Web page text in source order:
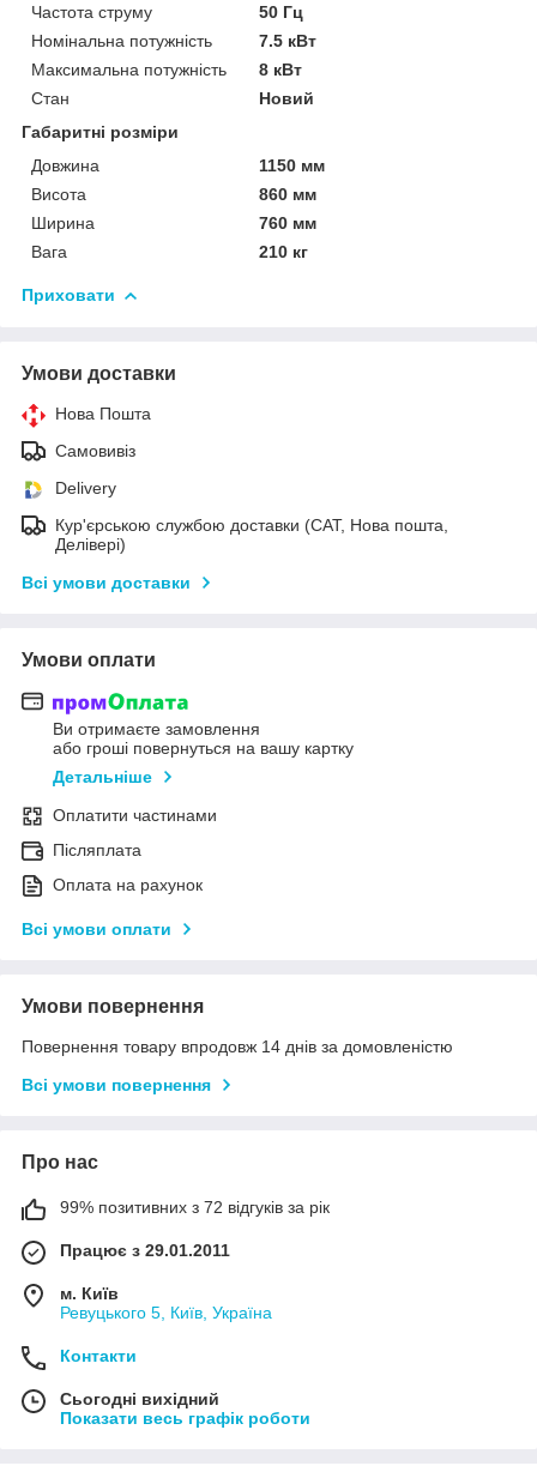
Частота струму
50 Гц
Номінальна потужність
7.5 кВт
Максимальна потужність
8 кВт
Стан
Новий
Габаритні розміри
Довжина
1150 мм
Висота
860 мм
Ширина
760 мм
Вага
210 кг
Приховати
Умови доставки
Нова Пошта
Самовивіз
Delivery
Кур'єрською службою доставки (САТ, Нова пошта,
Делівері)
Всі умови доставки
Умови оплати
Ви отримаєте замовлення
або гроші повернуться на вашу картку
Детальніше
Оплатити частинами
Післяплата
Оплата на рахунок
Всі умови оплати
Умови повернення
Повернення товару впродовж 14 днів за домовленістю
Всі умови повернення
Про нас
99% позитивних з 72 відгуків за рік
Працює з 29.01.2011
м. Київ
Ревуцького 5, Київ, Україна
Контакти
Сьогодні вихідний
Показати весь графік роботи